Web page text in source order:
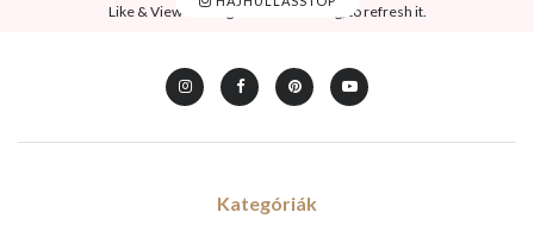
Like & View > Instagram Feed Setting, to refresh it.
Kategóriák